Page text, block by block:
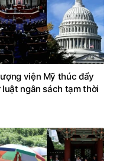
viện Mỹ thúc đẩy
luật ngân sách tạm thời